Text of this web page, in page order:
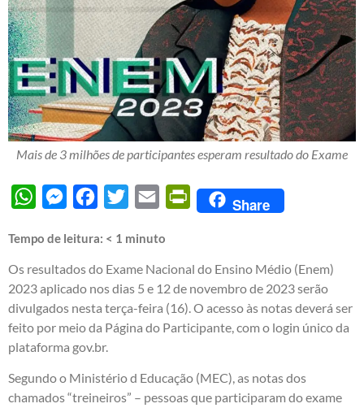
Mais de 3 milhões de participantes esperam resultado do Exame
WhatsAppMessengerFacebook
Twitter Email PrintFriendly
Share
Tempo de leitura: < 1 minuto
Os resultados do Exame Nacional do Ensino Médio (Enem)
2023 aplicado nos dias 5 e 12 de novembro de 2023 serão
divulgados nesta terça-feira (16). O acesso às notas deverá ser
feito por meio da Página do Participante, com o login único da
plataforma gov.br.
Segundo o Ministério d Educação (MEC), as notas dos
chamados “treineiros” – pessoas que participaram do exame